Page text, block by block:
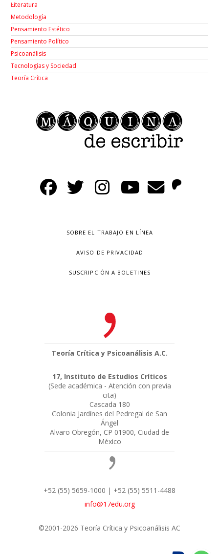
Łiteratura
Metodología
Pensamiento Estético
Pensamiento Político
Psicoanálisis
Tecnologías y Sociedad
Teoría Crítica
SOBRE EL TRABAJO EN LÍNEA
AVISO DE PRIVACIDAD
SUSCRIPCIÓN A BOLETINES
Teoría Crítica y Psicoanálisis A.C.
17, Instituto de Estudios Críticos
(Sede académica - Atención con previa
cita)
Cascada 180
Colonia Jardínes del Pedregal de San
Ángel
Alvaro Obregón, CP 01900, Ciudad de
México
+52 (55) 5659-1000 | +52 (55) 5511-4488
info@17edu.org
©2001-2026 Teoría Crítica y Psicoanálisis AC